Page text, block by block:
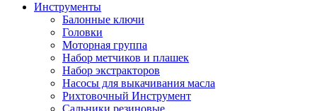
Инструменты
Балонные ключи
Головки
Моторная группа
Набор метчиков и плашек
Набор экстракторов
Насосы для выкачивания масла
Рихтовочный Инструмент
Сальники резиновые